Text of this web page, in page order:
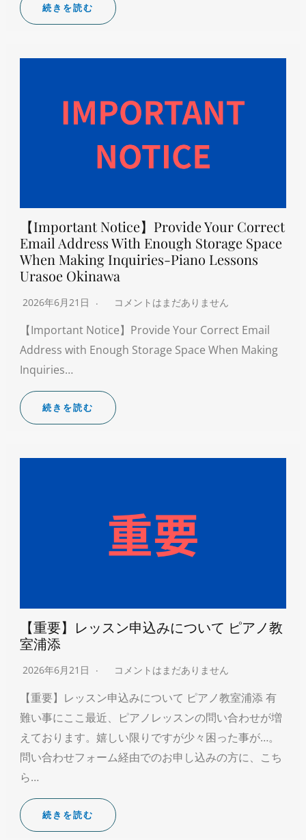
続きを読む
【Important Notice】Provide Your Correct
Email Address With Enough Storage Space
When Making Inquiries-Piano Lessons
Urasoe Okinawa
2026年6月21日 コメントはまだありません
【Important Notice】Provide Your Correct Email
Address with Enough Storage Space When Making
Inquiries…
続きを読む
【重要】レッスン申込みについて ピアノ教
室浦添
2026年6月21日 コメントはまだありません
【重要】レッスン申込みについて ピアノ教室浦添 有
難い事にここ最近、ピアノレッスンの問い合わせが増
えております。嬉しい限りですが少々困った事が…。
問い合わせフォーム経由でのお申し込みの方に、こち
ら…
続きを読む